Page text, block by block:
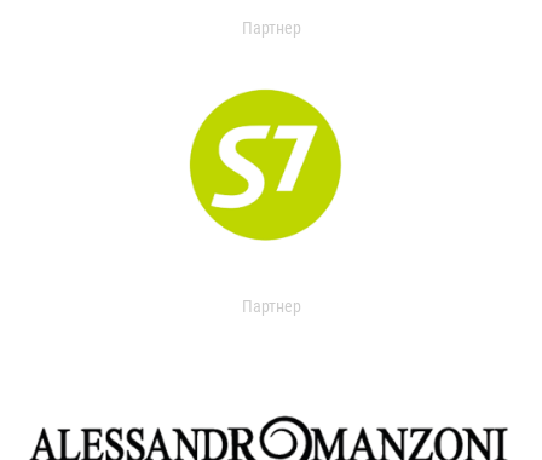
Партнер
Партнер